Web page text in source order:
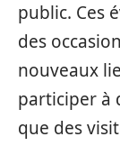
public. Ces
des
nouveaux
participer à
que des